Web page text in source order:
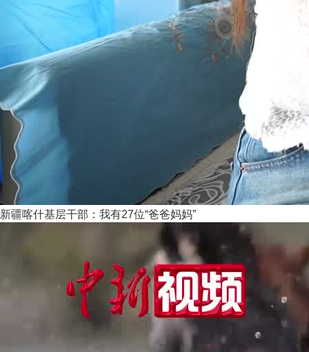
新疆喀什基层干部：我有27位“爸爸妈妈”